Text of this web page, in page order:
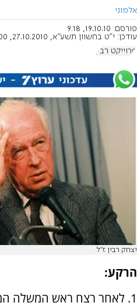
אלמוני
פורסם: 19.10.10, 9:18
עודכן: י"ט בחשוון תשע"א, 27.10.2010, 10:02:00
פרוייקט רבין
יצחק רבין ז"ל
הרקע: